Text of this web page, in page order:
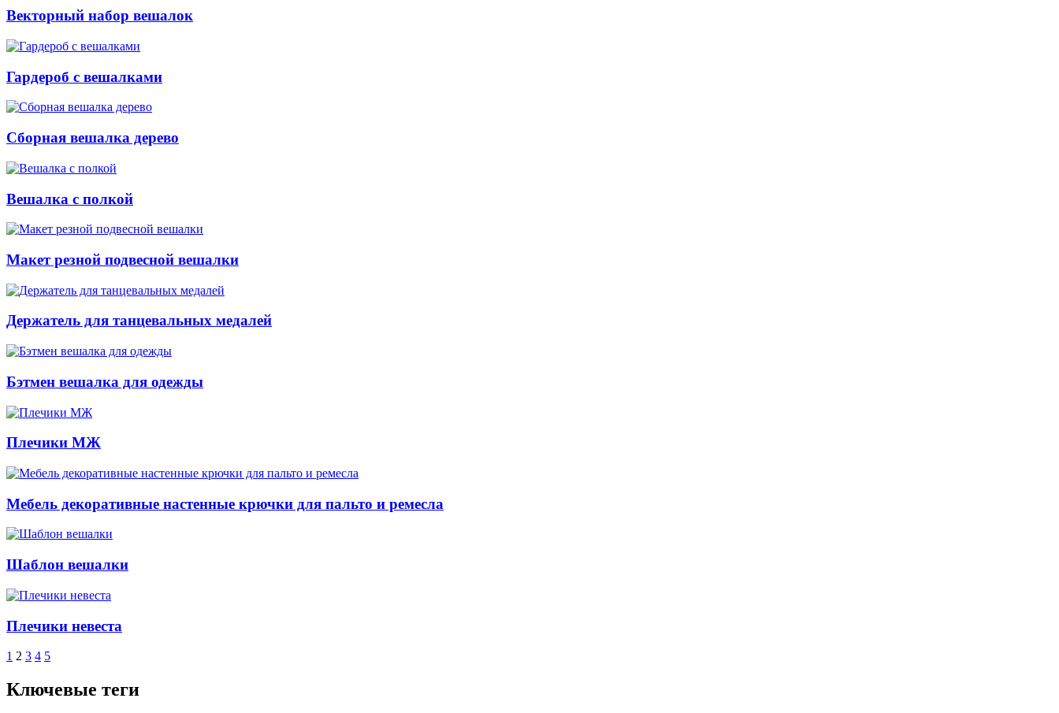
Векторный набор вешалок
Гардероб с вешалками
Сборная вешалка дерево
Вешалка с полкой
Макет резной подвесной вешалки
Держатель для танцевальных медалей
Бэтмен вешалка для одежды
Плечики МЖ
Мебель декоративные настенные крючки для пальто и ремесла
Шаблон вешалки
Плечики невеста
1 2 3 4 5
Ключевые теги